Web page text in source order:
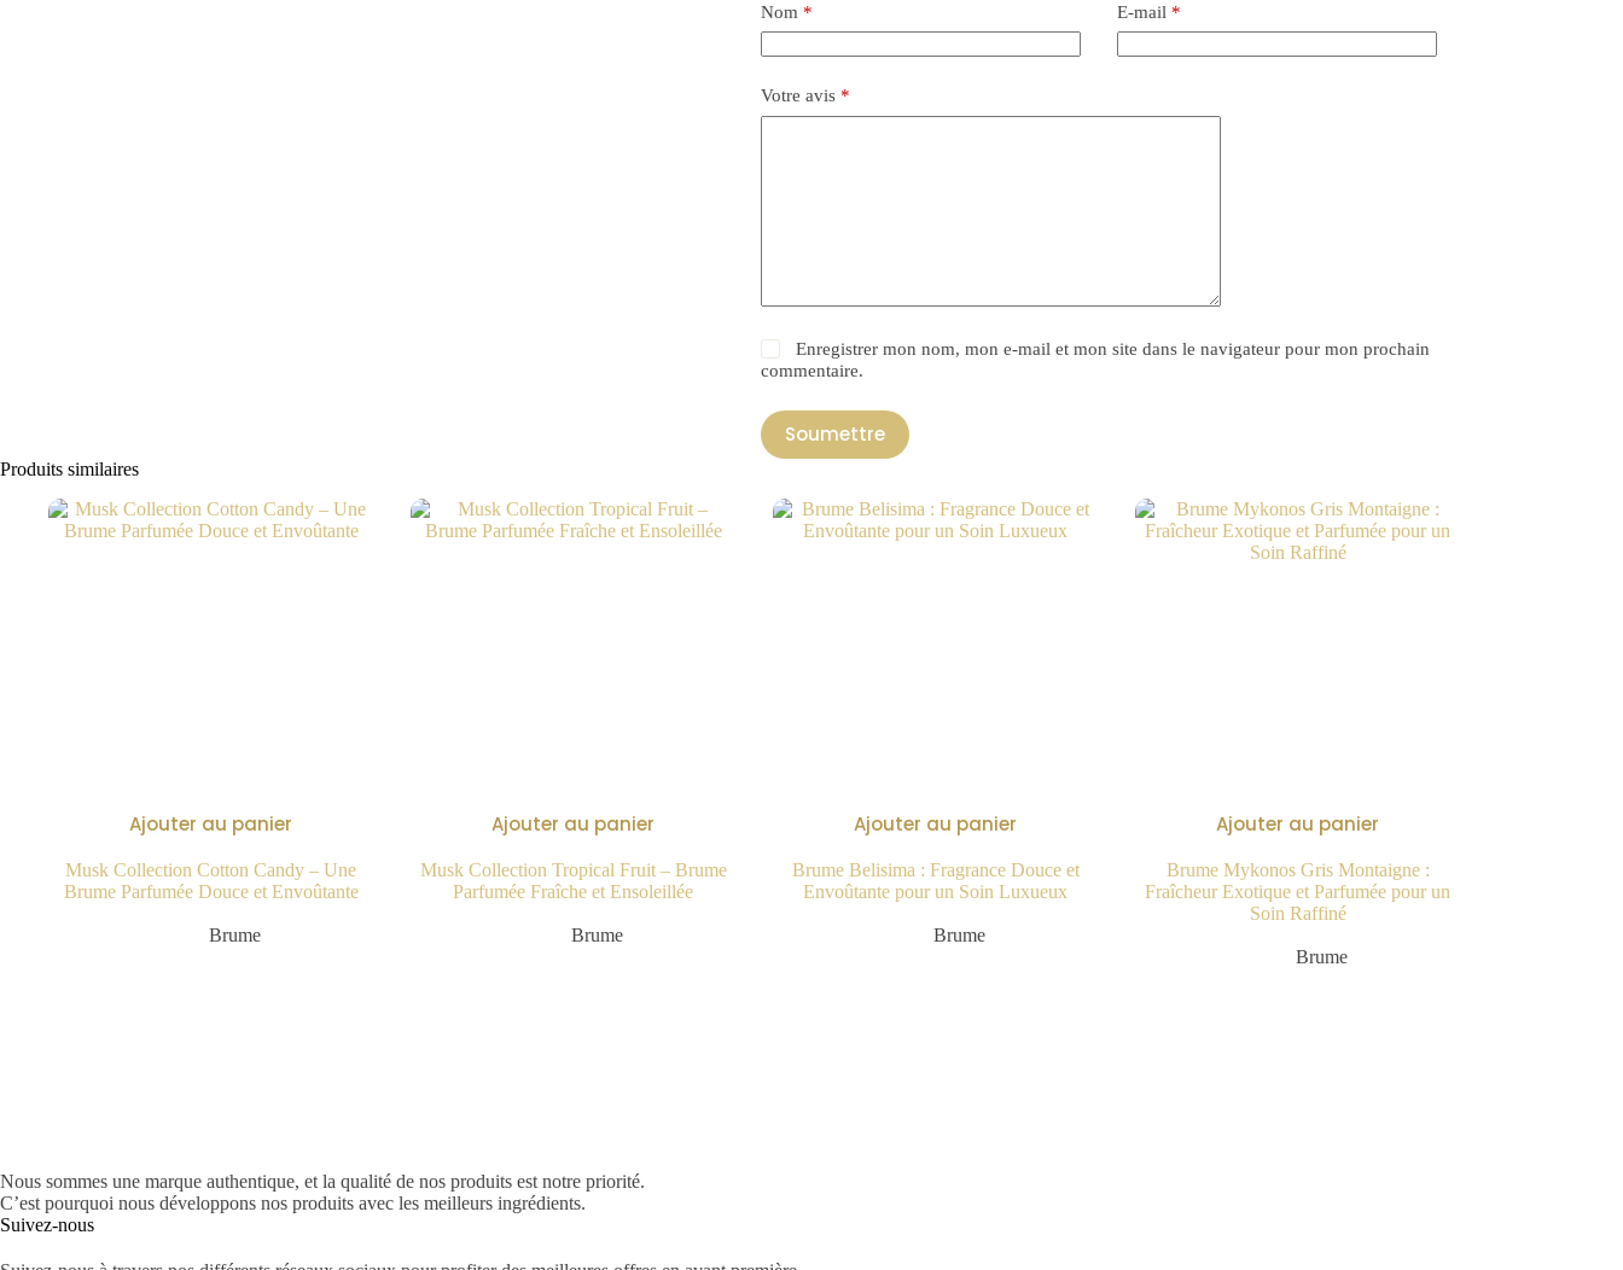
Nom * E-mail *
Votre avis *
Enregistrer mon nom, mon e-mail et mon site dans le navigateur pour mon prochain
commentaire.
Soumettre
Produits similaires
Ajouter au panier
Musk Collection Cotton Candy – Une
Brume Parfumée Douce et Envoûtante
Brume
Ajouter au panier
Musk Collection Tropical Fruit – Brume
Parfumée Fraîche et Ensoleillée
Brume
Ajouter au panier
Brume Belisima : Fragrance Douce et
Envoûtante pour un Soin Luxueux
Brume
Ajouter au panier
Brume Mykonos Gris Montaigne :
Fraîcheur Exotique et Parfumée pour un
Soin Raffiné
Brume
Nous sommes une marque authentique, et la qualité de nos produits est notre priorité.
C’est pourquoi nous développons nos produits avec les meilleurs ingrédients.
Suivez-nous